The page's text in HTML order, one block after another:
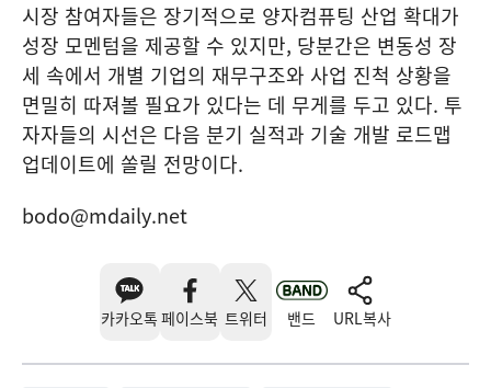
시장 참여자들은 장기적으로 양자컴퓨팅 산업 확대가
성장 모멘텀을 제공할 수 있지만, 당분간은 변동성 장
세 속에서 개별 기업의 재무구조와 사업 진척 상황을
면밀히 따져볼 필요가 있다는 데 무게를 두고 있다. 투
자자들의 시선은 다음 분기 실적과 기술 개발 로드맵
업데이트에 쏠릴 전망이다.
bodo@mdaily.net
카카오톡 페이스북 트위터 밴드 URL복사